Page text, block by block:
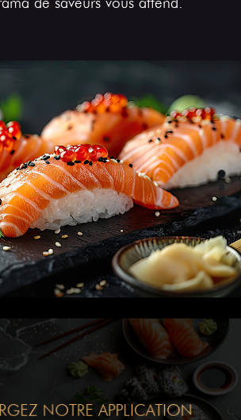
NOTRE APPLICATION